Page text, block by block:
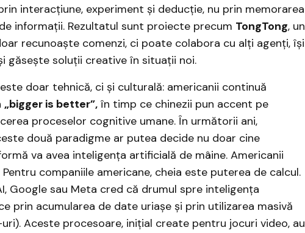
interacțiune, experiment și deducție, nu prin memorarea
informații. Rezultatul sunt proiecte precum TongTong, un
recunoaște comenzi, ci poate colabora cu alți agenți, își
găsește soluții creative în situații noi.
doar tehnică, ci și culturală: americanii continuă
„bigger is better”,în timp ce chinezii pun accent pe
proceselor cognitive umane. În următorii ani,
două paradigme ar putea decide nu doar cine
va avea inteligența artificială de mâine. Americanii
companiile americane, cheia este puterea de calcul.
Google sau Meta cred că drumul spre inteligența
prin acumularea de date uriașe și prin utilizarea masivă
Aceste procesoare, inițial create pentru jocuri video, au